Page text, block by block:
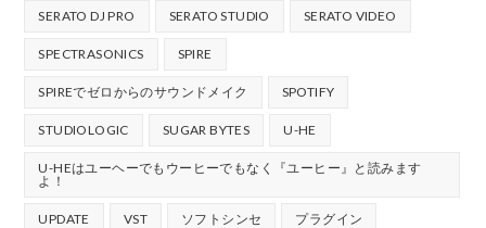
SERATO DJ PRO SERATO STUDIO SERATO VIDEO
SPECTRASONICS SPIRE
SPIREでゼロからのサウンドメイク SPOTIFY
STUDIOLOGIC SUGAR BYTES U-HE
U-HEはユーヘーでもウーヒーでもなく『ユーヒー』と読みます
よ！
UPDATE VST ソフトシンセ プラグイン